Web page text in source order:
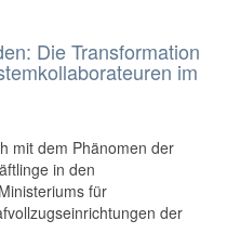
Die Transformation
im
mit dem Phänomen der
in den
für
der